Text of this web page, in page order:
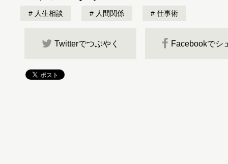
人生相談 人間関係 仕事術
Twitterでつぶやく Facebookでシ